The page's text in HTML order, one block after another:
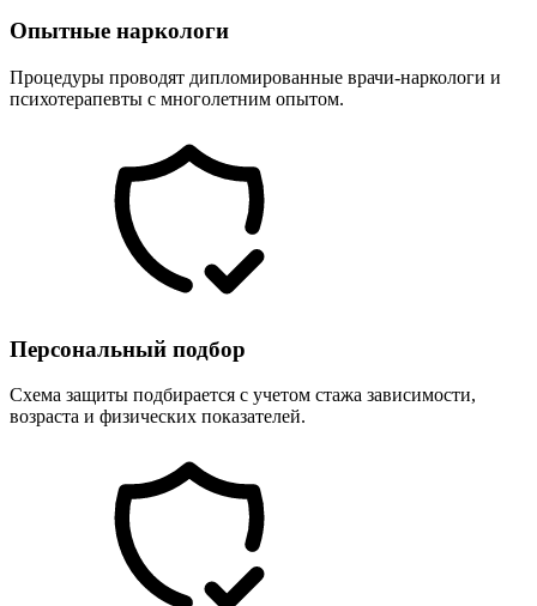
Опытные наркологи
Процедуры проводят дипломированные врачи-наркологи и
психотерапевты с многолетним опытом.
Персональный подбор
Схема защиты подбирается с учетом стажа зависимости,
возраста и физических показателей.